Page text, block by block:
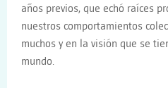
años previos, que echó raíces
nuestros comportamientos
muchos y en la visión que se
mundo.